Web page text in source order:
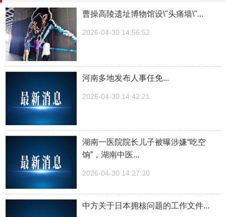
曹操高陵遗址博物馆设\"头痛墙\"...
2026-04-30 14:56:52
河南多地发布人事任免...
2026-04-30 14:42:21
湖南一医院院长儿子被曝涉嫌“吃空
饷”，湖南中医...
2026-04-30 14:27:30
中方关于日本拥核问题的工作文件...